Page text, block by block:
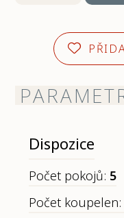
Dispozice
Počet pokojů: 5
Počet koupelen: